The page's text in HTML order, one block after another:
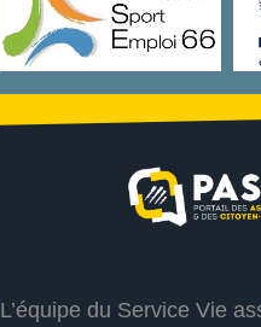
L’équipe du Service Vie